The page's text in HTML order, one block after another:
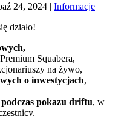
24, 2024 | Informacje
Squabera,
na żywo,
o inwestycjach,
pokazu driftu, w